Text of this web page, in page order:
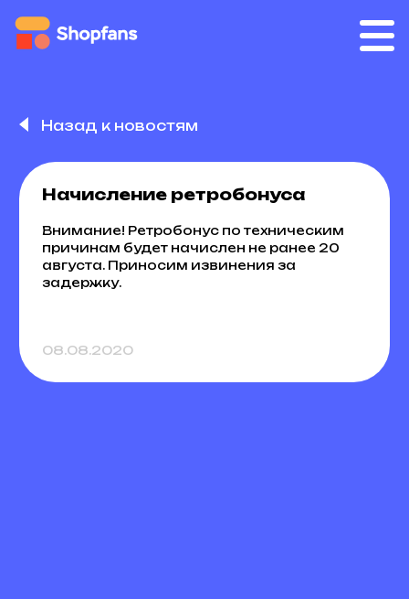
Назад к новостям
Начисление ретробонуса
Внимание! Ретробонус по техническим
причинам будет начислен не ранее 20
августа. Приносим извинения за
задержку.
08.08.2020